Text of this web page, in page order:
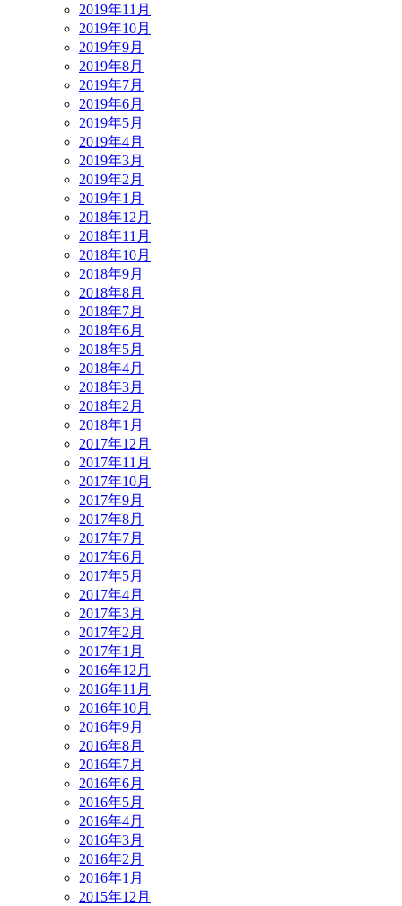
2019年11月
2019年10月
2019年9月
2019年8月
2019年7月
2019年6月
2019年5月
2019年4月
2019年3月
2019年2月
2019年1月
2018年12月
2018年11月
2018年10月
2018年9月
2018年8月
2018年7月
2018年6月
2018年5月
2018年4月
2018年3月
2018年2月
2018年1月
2017年12月
2017年11月
2017年10月
2017年9月
2017年8月
2017年7月
2017年6月
2017年5月
2017年4月
2017年3月
2017年2月
2017年1月
2016年12月
2016年11月
2016年10月
2016年9月
2016年8月
2016年7月
2016年6月
2016年5月
2016年4月
2016年3月
2016年2月
2016年1月
2015年12月